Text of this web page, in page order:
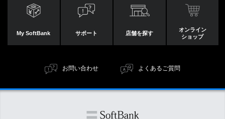
My SoftBank サポート 店舗を探す
オンライン
ショップ
お問い合わせ よくあるご質問